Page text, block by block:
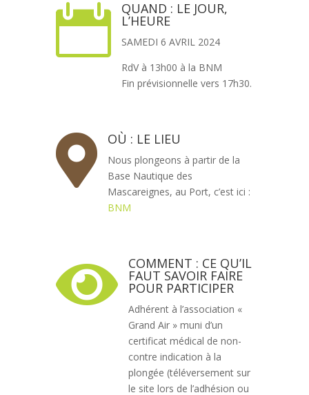
 QUAND : LE JOUR,
L’HEURE
SAMEDI 6 AVRIL 2024
RdV à 13h00 à la BNM
Fin prévisionnelle vers 17h30.
 OÙ : LE LIEU
Nous plongeons à partir de la
Base Nautique des
Mascareignes, au Port, c’est ici :
BNM
 COMMENT : CE QU’IL
FAUT SAVOIR FAIRE
POUR PARTICIPER
Adhérent à l’association «
Grand Air » muni d’un
certificat médical de non-
contre indication à la
plongée (téléversement sur
le site lors de l’adhésion ou